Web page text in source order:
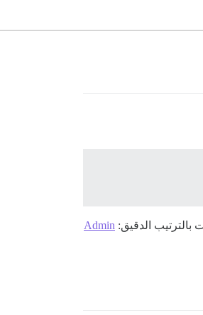
بالترتيب الدقيق: Admin